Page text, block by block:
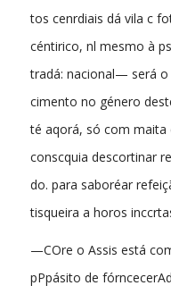
tos cenrdiais dá vila c
céntirico, nl mesmo à
tradá: nacional— será o
cimento no género
té aqorá, só com maita
conscquia descortinar
do. para saboréar
tisqueira a horos
—COre o Assis está
pPpásito de